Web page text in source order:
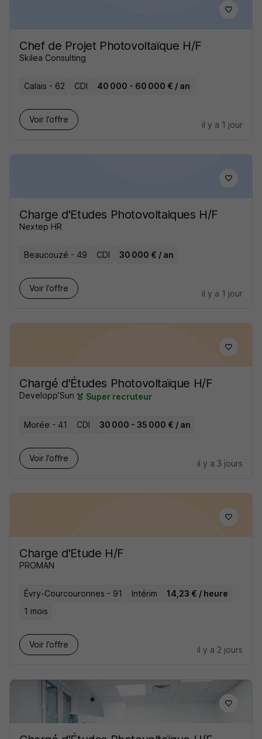
Chef de Projet Photovoltaïque H/F
Skilea Consulting
Calais - 62 CDI 40 000 - 60 000 € / an
Voir l’offre
il y a 1 jour
Charge d'Etudes Photovoltaiques H/F
Nextep HR
Beaucouzé - 49 CDI 30 000 € / an
Voir l’offre
il y a 1 jour
Chargé d'Études Photovoltaïque H/F
Developp’Sun Super recruteur
Morée - 41 CDI 30 000 - 35 000 € / an
Voir l’offre
il y a 3 jours
Charge d'Etude H/F
PROMAN
Évry-Courcouronnes - 91 Intérim
14,23 € / heure
1 mois
Voir l’offre
il y a 2 jours